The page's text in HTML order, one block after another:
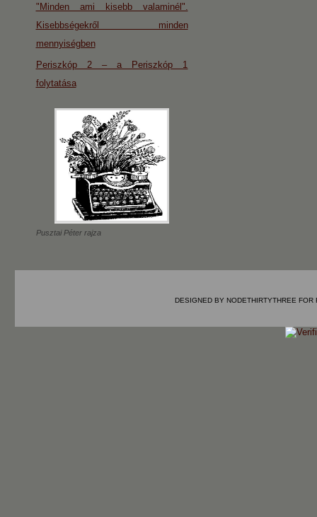
"Minden ami kisebb valaminél".
Kisebbségekről minden
mennyiségben
Periszkóp 2 – a Periszkóp 1
folytatása
Pusztai Péter rajza
DESIGNED BY NODETHIRTYTHREE FOR